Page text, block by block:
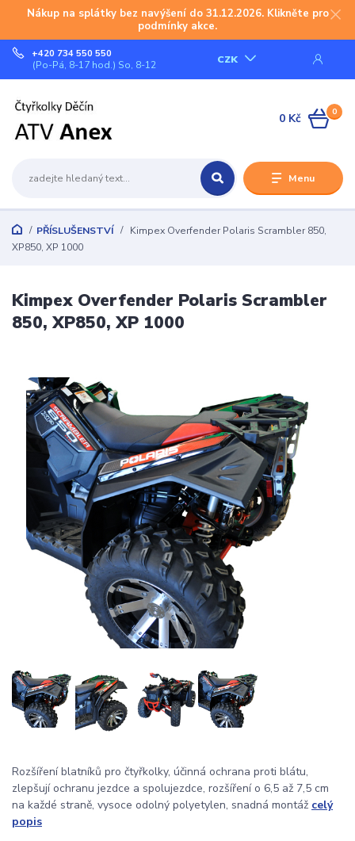
Nákup na splátky bez navýšení do 31.12.2026. Klikněte pro
podmínky akce.
Menu
CZK
+420 734 550 550
(Po-Pá, 8-17 hod.) So, 8-12
0
0 Kč
PŘÍSLUŠENSTVÍ
Kimpex Overfender Polaris Scrambler 850,
XP850, XP 1000
Kimpex Overfender Polaris Scrambler
850, XP850, XP 1000
Rozšíření blatníků pro čtyřkolky, účinná ochrana proti blátu,
zlepšují ochranu jezdce a spolujezdce, rozšíření o 6,5 až 7,5 cm
na každé straně, vysoce odolný polyetylen, snadná montáž celý
popis